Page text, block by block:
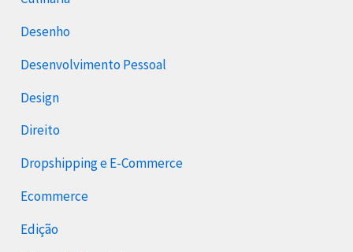
Desenho
Desenvolvimento Pessoal
Design
Direito
Dropshipping e E-Commerce
Ecommerce
Edição